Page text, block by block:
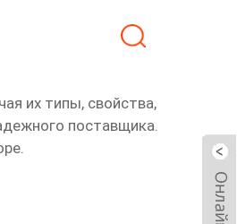
их типы, свойства,
поставщика.